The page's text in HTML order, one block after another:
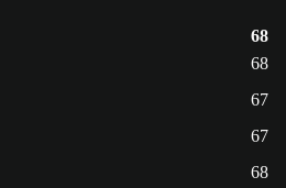
68
68
67
67
68